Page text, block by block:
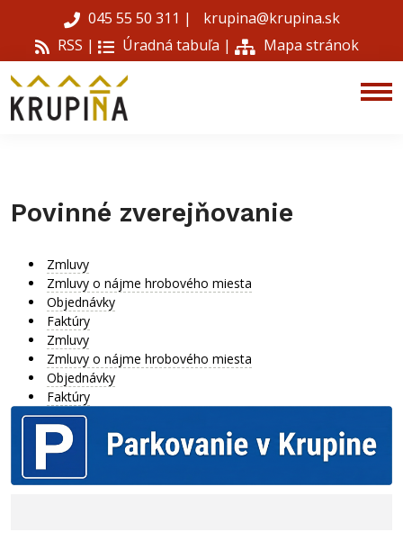
045 55 50 311 |
krupina@krupina.sk
RSS |
Úradná tabuľa | Mapa stránok
Povinné zverejňovanie
Zmluvy
Zmluvy o nájme hrobového miesta
Objednávky
Faktúry
Zmluvy
Zmluvy o nájme hrobového miesta
Objednávky
Faktúry